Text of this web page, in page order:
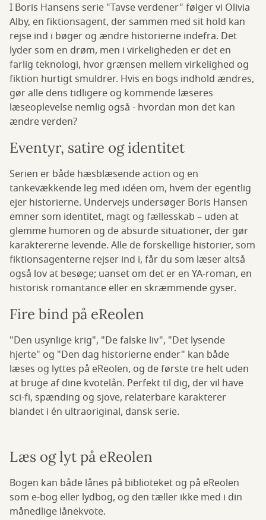
I Boris Hansens serie "Tavse verdener" følger vi Olivia
Alby, en fiktionsagent, der sammen med sit hold kan
rejse ind i bøger og ændre historierne indefra. Det
lyder som en drøm, men i virkeligheden er det en
farlig teknologi, hvor grænsen mellem virkelighed og
fiktion hurtigt smuldrer. Hvis en bogs indhold ændres,
gør alle dens tidligere og kommende læseres
læseoplevelse nemlig også - hvordan mon det kan
ændre verden?
Eventyr, satire og identitet
Serien er både hæsblæsende action og en
tankevækkende leg med idéen om, hvem der egentlig
ejer historierne. Undervejs undersøger Boris Hansen
emner som identitet, magt og fællesskab – uden at
glemme humoren og de absurde situationer, der gør
karaktererne levende. Alle de forskellige historier, som
fiktionsagenterne rejser ind i, får du som læser altså
også lov at besøge; uanset om det er en YA-roman, en
historisk romantance eller en skræmmende gyser.
Fire bind på eReolen
"Den usynlige krig", "De falske liv", "Det lysende
hjerte" og "Den dag historierne ender" kan både
læses og lyttes på eReolen, og de første tre helt uden
at bruge af dine kvotelån. Perfekt til dig, der vil have
sci-fi, spænding og sjove, relaterbare karakterer
blandet i én ultraoriginal, dansk serie.
Læs og lyt på eReolen
Bogen kan både lånes på biblioteket og på eReolen
som e-bog eller lydbog, og den tæller ikke med i din
månedlige lånekvote.